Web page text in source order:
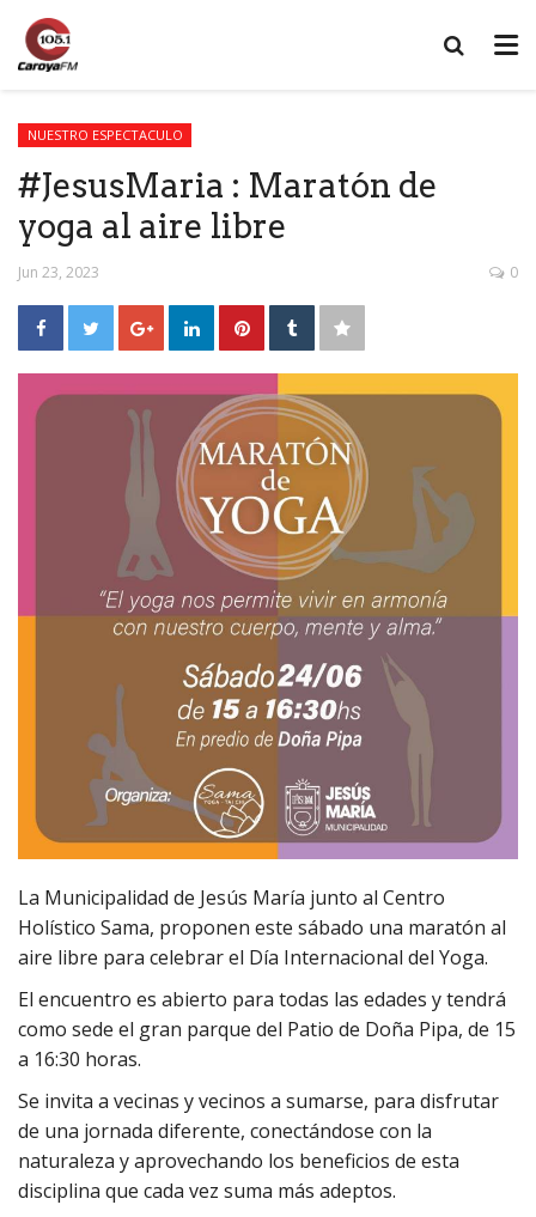
NUESTRO ESPECTACULO
#JesusMaria : Maratón de
yoga al aire libre
Jun 23, 2023 0
La Municipalidad de Jesús María junto al Centro
Holístico Sama, proponen este sábado una maratón al
aire libre para celebrar el Día Internacional del Yoga.
El encuentro es abierto para todas las edades y tendrá
como sede el gran parque del Patio de Doña Pipa, de 15
a 16:30 horas.
Se invita a vecinas y vecinos a sumarse, para disfrutar
de una jornada diferente, conectándose con la
naturaleza y aprovechando los beneficios de esta
disciplina que cada vez suma más adeptos.